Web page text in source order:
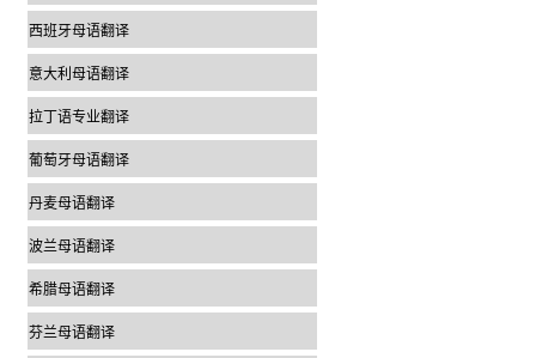
西班牙母语翻译
意大利母语翻译
拉丁语专业翻译
葡萄牙母语翻译
丹麦母语翻译
波兰母语翻译
希腊母语翻译
芬兰母语翻译